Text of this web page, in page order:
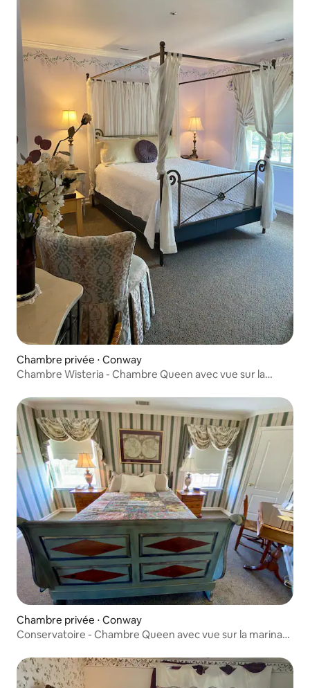
Chambre privée ⋅ Conway
Chambre Wisteria - Chambre Queen avec vue sur la
Chambre privée ⋅ Conway
Conservatoire - Chambre Queen avec vue sur la marina